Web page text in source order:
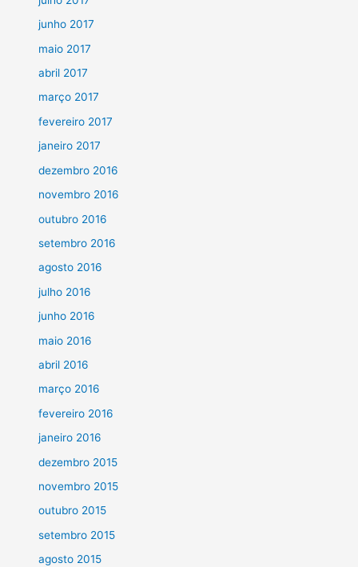
junho 2017
maio 2017
abril 2017
março 2017
fevereiro 2017
janeiro 2017
dezembro 2016
novembro 2016
outubro 2016
setembro 2016
agosto 2016
julho 2016
junho 2016
maio 2016
abril 2016
março 2016
fevereiro 2016
janeiro 2016
dezembro 2015
novembro 2015
outubro 2015
setembro 2015
agosto 2015